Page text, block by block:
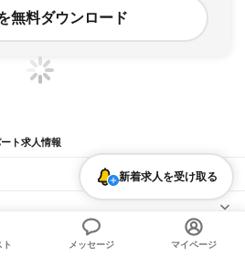
無料ダウンロード
ト求人情報
新着求人を受け取る
ト メッセージ マイページ